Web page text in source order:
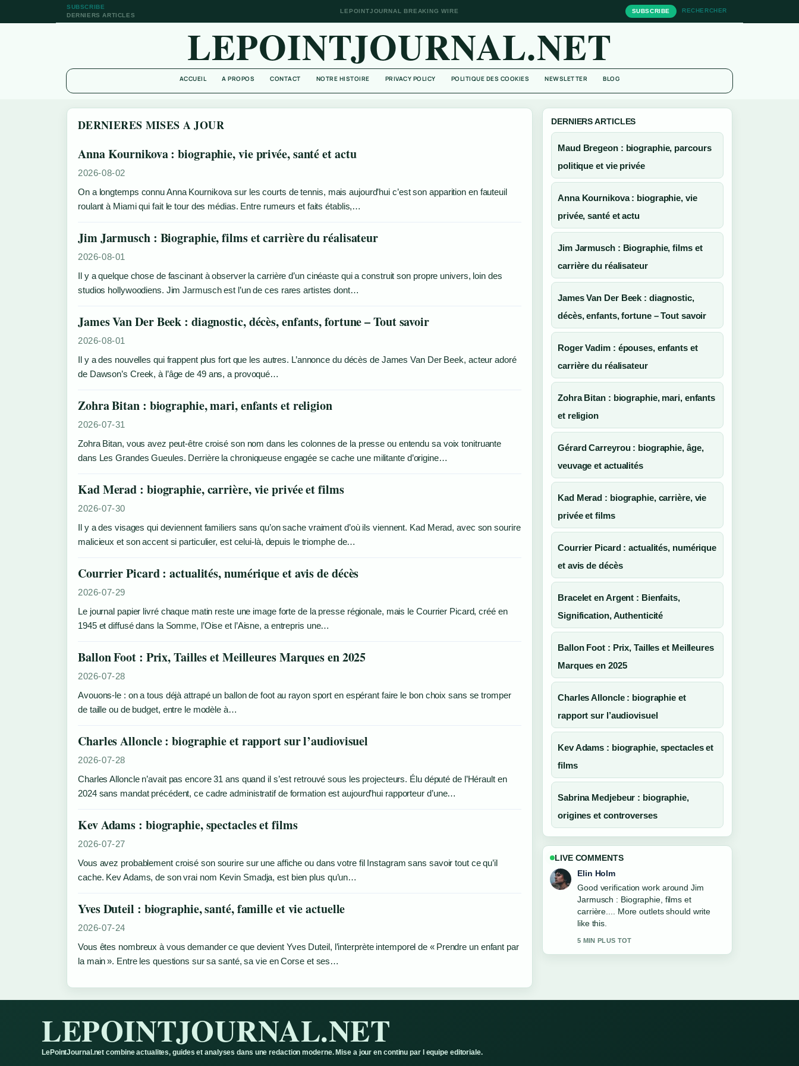
SUBSCRIBE
DERNIERS ARTICLES
LEPOINTJOURNAL BREAKING WIRE SUBSCRIBE RECHERCHER
LEPOINTJOURNAL.NET
ACCUEIL A PROPOS CONTACT NOTRE HISTOIRE PRIVACY POLICY POLITIQUE DES COOKIES NEWSLETTER BLOG
DERNIERES MISES A JOUR
Anna Kournikova : biographie, vie privée, santé et actu
2026-08-02
On a longtemps connu Anna Kournikova sur les courts de tennis, mais aujourd’hui c’est son apparition en fauteuil
roulant à Miami qui fait le tour des médias. Entre rumeurs et faits établis,…
Jim Jarmusch : Biographie, films et carrière du réalisateur
2026-08-01
Il y a quelque chose de fascinant à observer la carrière d’un cinéaste qui a construit son propre univers, loin des
studios hollywoodiens. Jim Jarmusch est l’un de ces rares artistes dont…
James Van Der Beek : diagnostic, décès, enfants, fortune – Tout savoir
2026-08-01
Il y a des nouvelles qui frappent plus fort que les autres. L’annonce du décès de James Van Der Beek, acteur adoré
de Dawson’s Creek, à l’âge de 49 ans, a provoqué…
Zohra Bitan : biographie, mari, enfants et religion
2026-07-31
Zohra Bitan, vous avez peut‑être croisé son nom dans les colonnes de la presse ou entendu sa voix tonitruante
dans Les Grandes Gueules. Derrière la chroniqueuse engagée se cache une militante d’origine…
Kad Merad : biographie, carrière, vie privée et films
2026-07-30
Il y a des visages qui deviennent familiers sans qu’on sache vraiment d’où ils viennent. Kad Merad, avec son sourire
malicieux et son accent si particulier, est celui-là, depuis le triomphe de…
Courrier Picard : actualités, numérique et avis de décès
2026-07-29
Le journal papier livré chaque matin reste une image forte de la presse régionale, mais le Courrier Picard, créé en
1945 et diffusé dans la Somme, l’Oise et l’Aisne, a entrepris une…
Ballon Foot : Prix, Tailles et Meilleures Marques en 2025
2026-07-28
Avouons-le : on a tous déjà attrapé un ballon de foot au rayon sport en espérant faire le bon choix sans se tromper
de taille ou de budget, entre le modèle à…
Charles Alloncle : biographie et rapport sur l’audiovisuel
2026-07-28
Charles Alloncle n’avait pas encore 31 ans quand il s’est retrouvé sous les projecteurs. Élu député de l’Hérault en
2024 sans mandat précédent, ce cadre administratif de formation est aujourd’hui rapporteur d’une…
Kev Adams : biographie, spectacles et films
2026-07-27
Vous avez probablement croisé son sourire sur une affiche ou dans votre fil Instagram sans savoir tout ce qu’il
cache. Kev Adams, de son vrai nom Kevin Smadja, est bien plus qu’un…
Yves Duteil : biographie, santé, famille et vie actuelle
2026-07-24
Vous êtes nombreux à vous demander ce que devient Yves Duteil, l’interprète intemporel de « Prendre un enfant par
la main ». Entre les questions sur sa santé, sa vie en Corse et ses…
DERNIERS ARTICLES
Maud Bregeon : biographie, parcours
politique et vie privée
Anna Kournikova : biographie, vie
privée, santé et actu
Jim Jarmusch : Biographie, films et
carrière du réalisateur
James Van Der Beek : diagnostic,
décès, enfants, fortune – Tout savoir
Roger Vadim : épouses, enfants et
carrière du réalisateur
Zohra Bitan : biographie, mari, enfants
et religion
Gérard Carreyrou : biographie, âge,
veuvage et actualités
Kad Merad : biographie, carrière, vie
privée et films
Courrier Picard : actualités, numérique
et avis de décès
Bracelet en Argent : Bienfaits,
Signification, Authenticité
Ballon Foot : Prix, Tailles et Meilleures
Marques en 2025
Charles Alloncle : biographie et
rapport sur l’audiovisuel
Kev Adams : biographie, spectacles et
films
Sabrina Medjebeur : biographie,
origines et controverses
LIVE COMMENTS
Elin Holm
Good verification work around Jim
Jarmusch : Biographie, films et
carrière.... More outlets should write
like this.
5 MIN PLUS TOT
LEPOINTJOURNAL.NET
LePointJournal.net combine actualites, guides et analyses dans une redaction moderne. Mise a jour en continu par l equipe editoriale.